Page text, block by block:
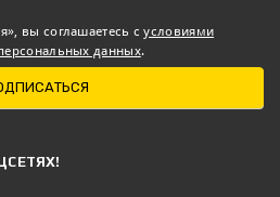
вы соглашаетесь сусловиями
данных.